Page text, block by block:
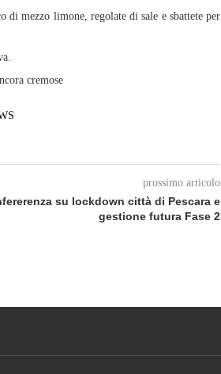
mezzo limone, regolate di sale e sbattete per
cremose
prossimo articolo
su lockdown città di Pescara e
gestione futura Fase 2